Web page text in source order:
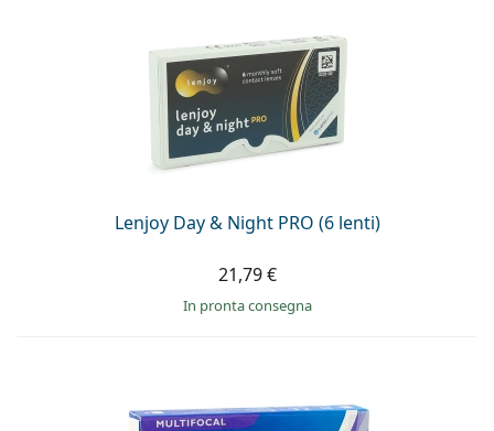
Lenjoy Day & Night PRO (6 lenti)
21,79 €
in pronta consegna